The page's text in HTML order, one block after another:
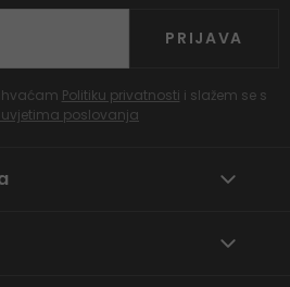
PRIJAVA
Politiku privatnosti i slažem se s
uvjetima poslovanja